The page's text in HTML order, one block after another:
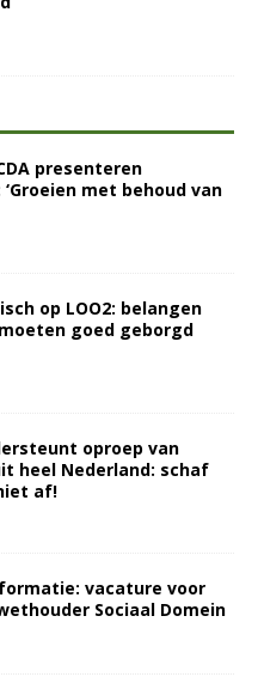
presenteren
met behoud van
op LOO2: belangen
goed geborgd
oproep van
heel Nederland: schaf
af!
vacature voor
Sociaal Domein